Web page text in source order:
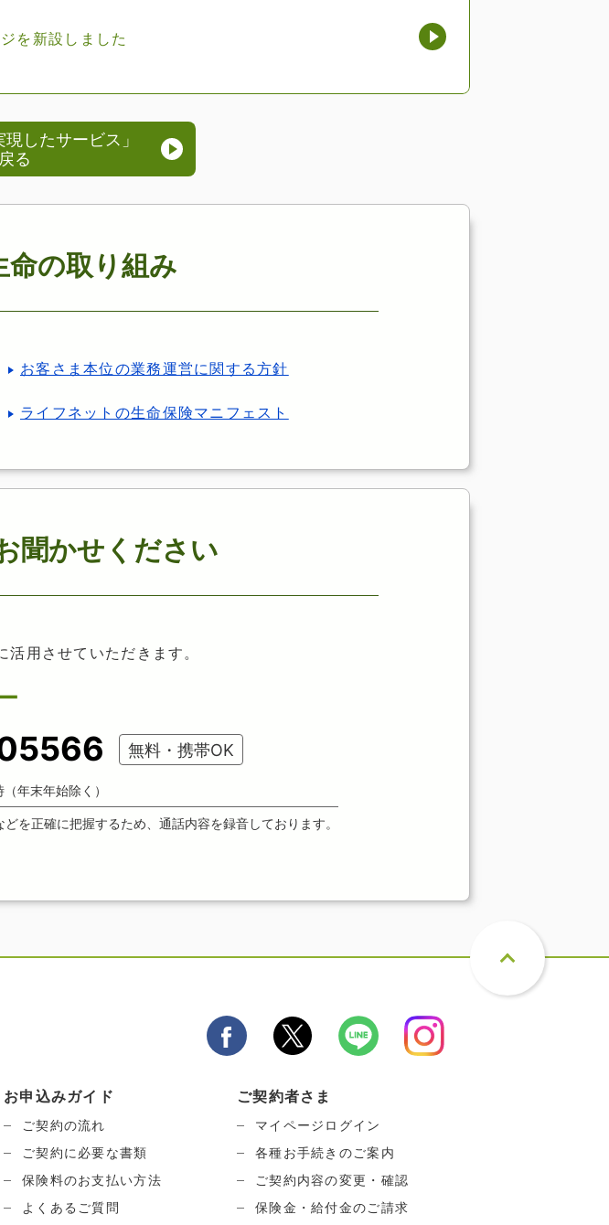
を新設しました
したサービス」
る
の取り組み
お客さま本位の業務運営に関する方針
ライフネットの生命保険マニフェスト
聞かせください
用させていただきます。
無料・携帯OK
年末年始除く）
を正確に把握するため、通話内容を録音しております。
お申込みガイド
ご契約の流れ
ご契約に必要な書類
保険料のお支払い方法
よくあるご質問
ご契約者さま
マイページログイン
各種お手続きのご案内
ご契約内容の変更・確認
保険金・給付金のご請求